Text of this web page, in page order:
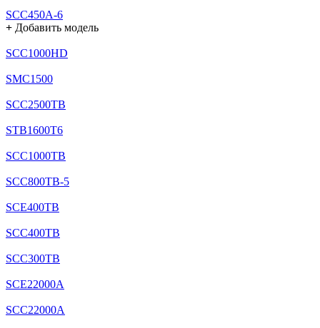
SCC450A-6
+ Добавить модель
SCC1000HD
SMC1500
SCC2500TB
STB1600T6
SCC1000TB
SCC800TB-5
SCE400TB
SCC400TB
SCC300TB
SCE22000A
SCC22000A